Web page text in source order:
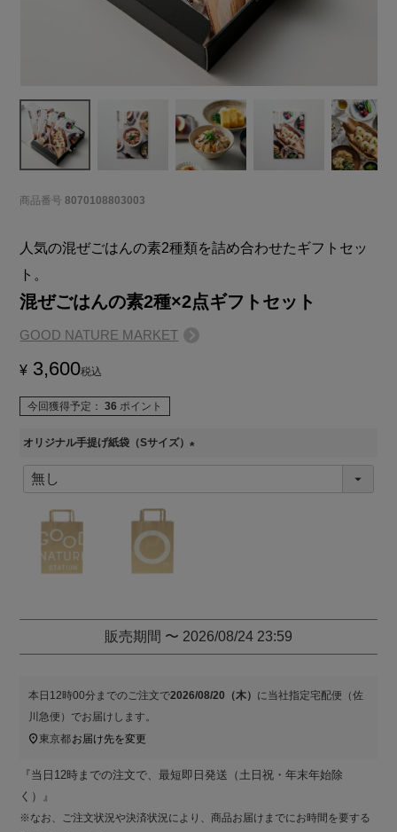
商品番号 8070108803003
人気の混ぜごはんの素2種類を詰め合わせたギフトセッ
ト。
混ぜごはんの素2種×2点ギフトセット
GOOD NATURE MARKET
¥ 3,600税込
今回獲得予定： 36 ポイント
オリジナル手提げ紙袋（Sサイズ）
(
販売期間 〜 2026/08/24 23:59
本日 12時00分 までのご注文で2026/08/20（木） に当社指定宅配便（佐
川急便） でお届けします。
東京都お届け先を変更
『当日12時までの注文で、最短即日発送（土日祝・年末年始除
く）』
※なお、ご注文状況や決済状況により、商品お届けまでにお時間を要する